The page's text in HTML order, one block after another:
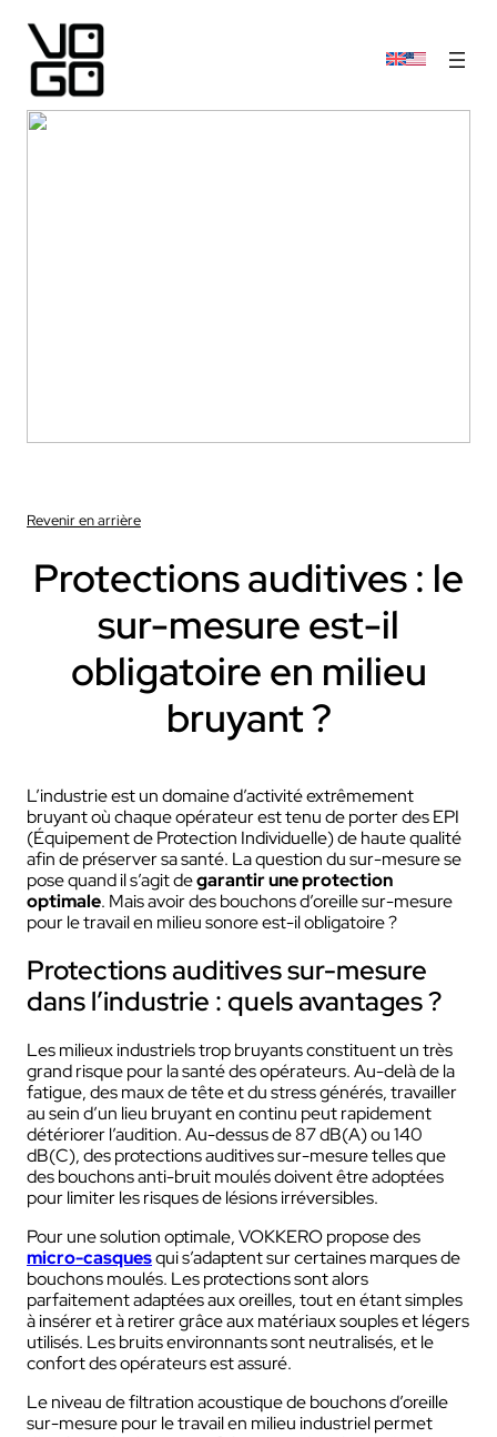
Revenir en arrière
Protections auditives : le
sur-mesure est-il
obligatoire en milieu
bruyant ?
L’industrie est un domaine d’activité extrêmement
bruyant où chaque opérateur est tenu de porter des EPI
(Équipement de Protection Individuelle) de haute qualité
afin de préserver sa santé. La question du sur-mesure se
pose quand il s’agit degarantir une protection
optimale. Mais avoir des bouchons d’oreille sur-mesure
pour le travail en milieu sonore est-il obligatoire ?
Protections auditives sur-mesure
dans l’industrie : quels avantages ?
Les milieux industriels trop bruyants constituent un très
grand risque pour la santé des opérateurs. Au-delà de la
fatigue, des maux de tête et du stress générés, travailler
au sein d’un lieu bruyant en continu peut rapidement
détériorer l’audition. Au-dessus de 87 dB(A) ou 140
dB(C), des protections auditives sur-mesure telles que
des bouchons anti-bruit moulés doivent être adoptées
pour limiter les risques de lésions irréversibles.
Pour une solution optimale, VOKKERO propose des
micro-casquesqui s’adaptent sur certaines marques de
bouchons moulés. Les protections sont alors
parfaitement adaptées aux oreilles, tout en étant simples
à insérer et à retirer grâce aux matériaux souples et légers
utilisés. Les bruits environnants sont neutralisés, et le
confort des opérateurs est assuré.
Le niveau de filtration acoustique de bouchons d’oreille
sur-mesure pour le travail en milieu industriel permet